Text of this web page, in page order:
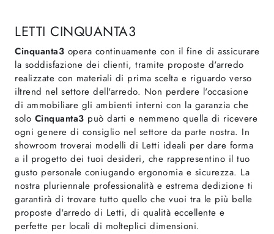
LETTI CINQUANTA3
Cinquanta3 opera continuamente con il fine di assicurare
la soddisfazione dei clienti, tramite proposte d'arredo
realizzate con materiali di prima scelta e riguardo verso
iltrend nel settore dell'arredo. Non perdere l'occasione
di ammobiliare gli ambienti interni con la garanzia che
solo Cinquanta3 può darti e nemmeno quella di ricevere
ogni genere di consiglio nel settore da parte nostra. In
showroom troverai modelli di Letti ideali per dare forma
a il progetto dei tuoi desideri, che rappresentino il tuo
gusto personale coniugando ergonomia e sicurezza. La
nostra pluriennale professionalità e estrema dedizione ti
garantirà di trovare tutto quello che vuoi tra le più belle
proposte d'arredo di Letti, di qualità eccellente e
perfette per locali di molteplici dimensioni.